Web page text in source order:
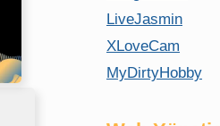
LiveJasmin
XLoveCam
MyDirtyHobby